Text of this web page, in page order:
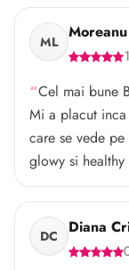
ML
Cel mai bune
Mi a placut
care se vede
glowy si
DC Diana